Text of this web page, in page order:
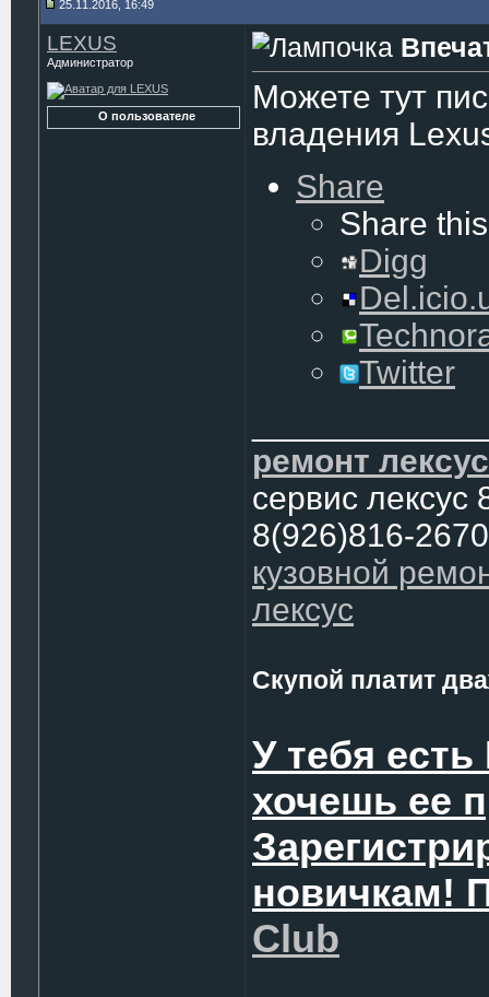
25.11.2016, 16:49
LEXUS
Администратор
О пользователе
Можете тут
владения
Share
Share
Digg
Twitter
ремонт лексус
сервис лексус
8(926)816-2670
кузовной
лексус
Скупой платит
У тебя
хочешь ее
новичкам!
Club